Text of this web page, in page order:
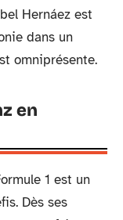
Hernáez est
dans un
omniprésente.
en
1 est un
Dès ses